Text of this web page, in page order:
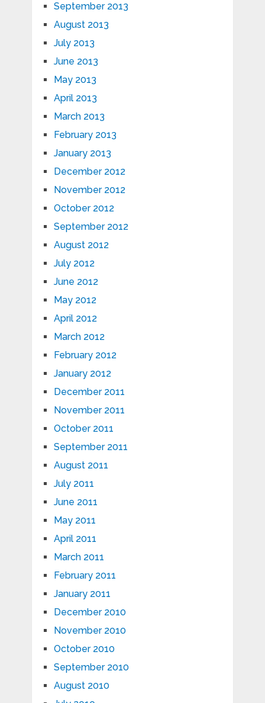
September 2013
August 2013
July 2013
June 2013
May 2013
April 2013
March 2013
February 2013
January 2013
December 2012
November 2012
October 2012
September 2012
August 2012
July 2012
June 2012
May 2012
April 2012
March 2012
February 2012
January 2012
December 2011
November 2011
October 2011
September 2011
August 2011
July 2011
June 2011
May 2011
April 2011
March 2011
February 2011
January 2011
December 2010
November 2010
October 2010
September 2010
August 2010